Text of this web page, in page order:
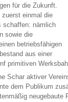
für die Zukunft.
einmal die
schaffen: nämlich
sowie die
betriebsfähigen
aus einer
primitiven
Schar aktiver
dem Publikum
neugebaute